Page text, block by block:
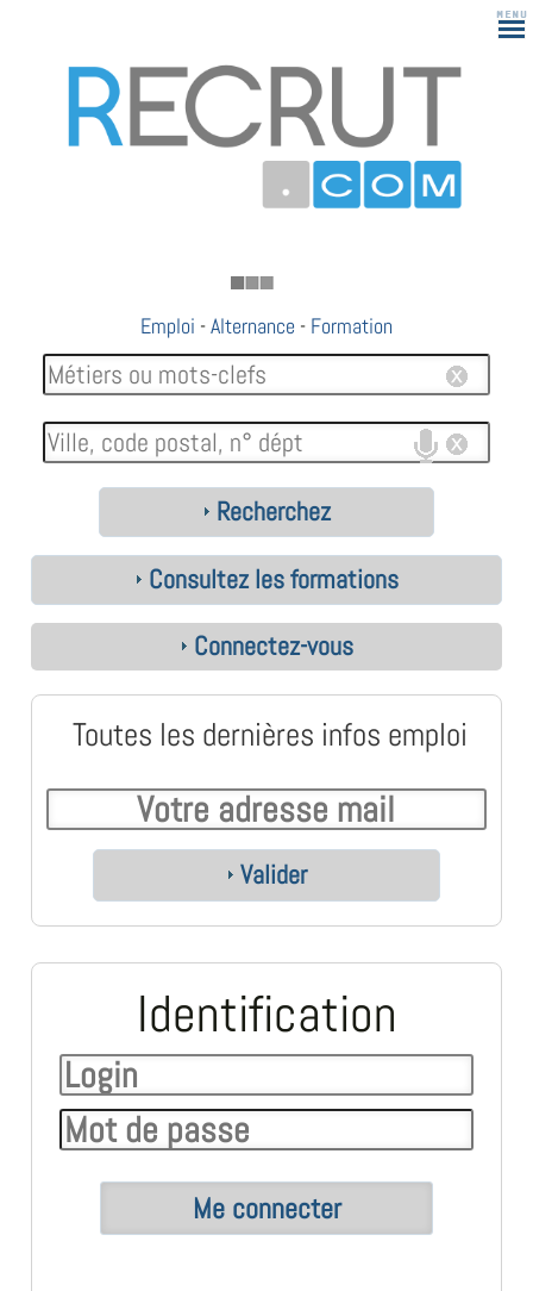
Emploi -Alternance - Formation
Recherchez
Consultez les formations
Connectez-vous
Toutes les dernières infos emploi
Valider
Identification